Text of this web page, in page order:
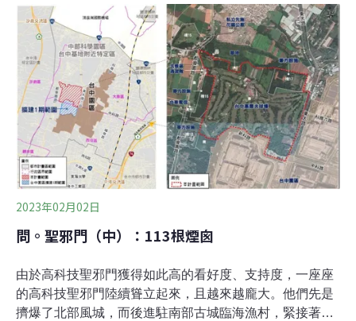
都只排放一點點，加總起來也不容小覷啊。何況這133根
煙囪，只屬於其中一座高科技聖邪門；還有其他大大小小
的高科技聖邪門的眾多煙囪啊！而剛通過環評、即將加入
這陣營的頂尖高科技聖邪門，又是目前最大的這座聖邪門
的1.6倍，會有更多煙囪；而且還會有其他供應機台與化學
品的聖邪門們，跟著即將加入陣營的這座頂尖高科技聖邪
門一起擴大規模、擴大污染排放啊！這總體的影響，有納
入環評嗎？我又不禁回想起多年前曾轟動一時的新聞，有
學者指出，在深褐色文化城中測到大氣砷濃度遠高
2023年02月02日
問。聖邪門（中）：113根煙囪
由於高科技聖邪門獲得如此高的看好度、支持度，一座座
的高科技聖邪門陸續聳立起來，且越來越龐大。他們先是
擠爆了北部風城，而後進駐南部古城臨海漁村，緊接著在